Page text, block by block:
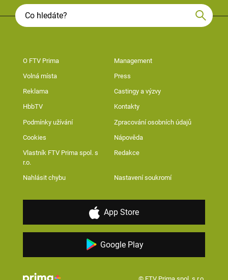
O FTV Prima Management
Volná místa Press
Reklama Castingy a výzvy
HbbTV Kontakty
Podmínky užívání Zpracování osobních údajů
Cookies Nápověda
Vlastník FTV Prima spol. s
r.o.
Redakce
Nahlásit chybu Nastavení soukromí
App Store
Google Play